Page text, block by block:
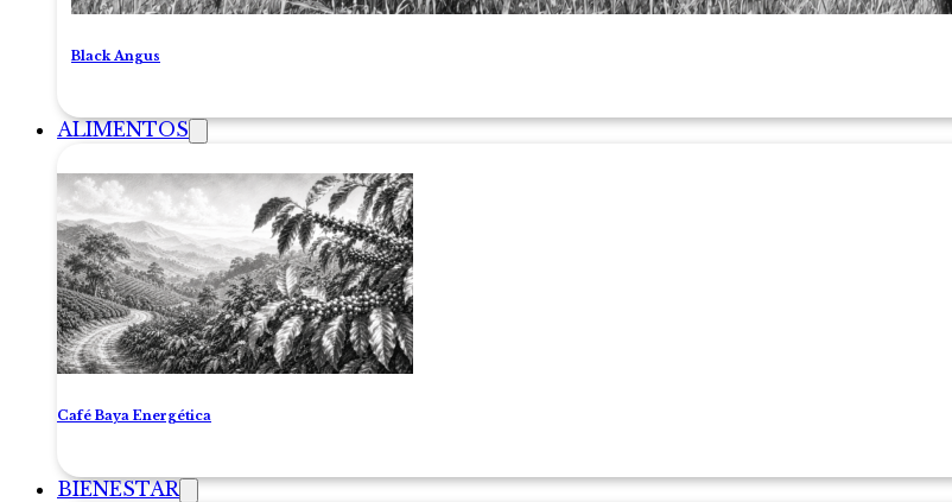
Black Angus
ALIMENTOS
Café Baya Energética
BIENESTAR